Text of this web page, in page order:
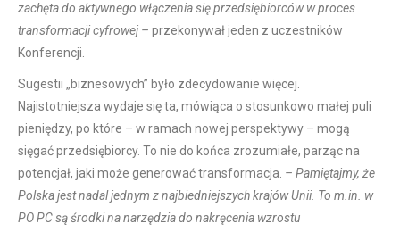
zachęta do aktywnego włączenia się przedsiębiorców w proces
transformacji cyfrowej – przekonywał jeden z uczestników
Konferencji.
Sugestii „biznesowych” było zdecydowanie więcej.
Najistotniejsza wydaje się ta, mówiąca o stosunkowo małej puli
pieniędzy, po które – w ramach nowej perspektywy – mogą
sięgać przedsiębiorcy. To nie do końca zrozumiałe, parząc na
potencjał, jaki może generować transformacja. – Pamiętajmy, że
Polska jest nadal jednym z najbiedniejszych krajów Unii. To m.in. w
PO PC są środki na narzędzia do nakręcenia wzrostu